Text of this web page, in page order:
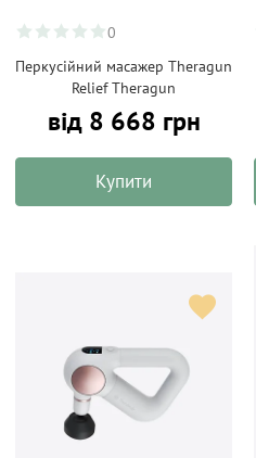
0
Перкусійний масажер Theragun
Relief Theragun
від 8 668 грн
Купити